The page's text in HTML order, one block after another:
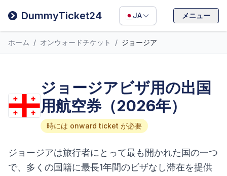
DummyTicket24 JA
Filipino
Deutsch
Español
メニュー
ホーム / オンウォードチケット / ジョージア
ジョージアビザ用の出国
用航空券（2026年）
時には onward ticket が必要
ジョージアは旅行者にとって最も開かれた国の一つ
で、多くの国籍に最長1年間のビザなし滞在を提供